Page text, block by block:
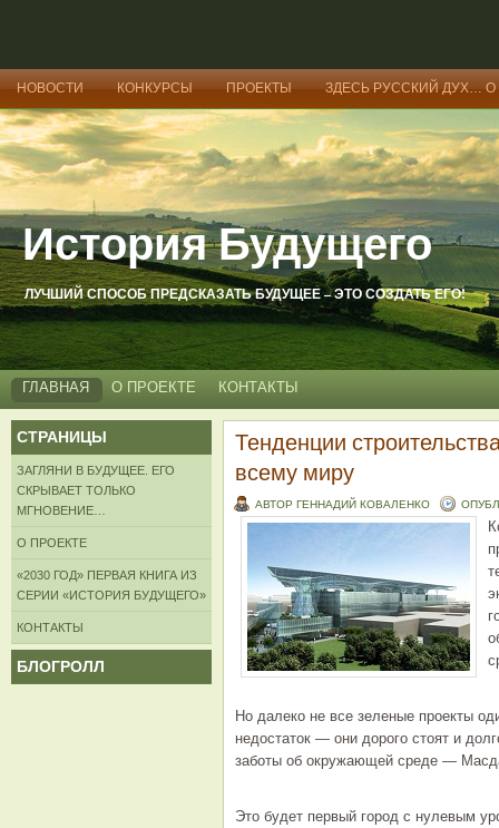
НОВОСТИ КОНКУРСЫ ПРОЕКТЫ ЗДЕСЬ РУССКИЙ ДУХ…
История Будущего
ЛУЧШИЙ СПОСОБ ПРЕДСКАЗАТЬ БУДУЩЕЕ – ЭТО СОЗДАТЬ ЕГО!
ГЛАВНАЯ О ПРОЕКТЕ КОНТАКТЫ
СТРАНИЦЫ
ЗАГЛЯНИ В БУДУЩЕЕ. ЕГО
СКРЫВАЕТ ТОЛЬКО
МГНОВЕНИЕ…
О ПРОЕКТЕ
«2030 ГОД» ПЕРВАЯ КНИГА ИЗ
СЕРИИ «ИСТОРИЯ БУДУЩЕГО»
КОНТАКТЫ
БЛОГРОЛЛ
Тенденции
всему миру
АВТОР ГЕННАДИЙ КОВАЛЕНКО
Но далеко не все зеленые проекты
недостаток — они дорого стоят и
заботы об окружающей среде —
Это будет первый город с нулевым